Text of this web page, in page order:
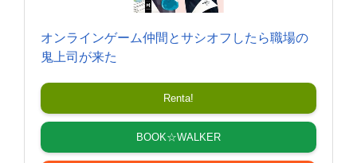
オンラインゲーム仲間とサシオフしたら職場の
鬼上司が来た
Renta!
BOOK☆WALKER